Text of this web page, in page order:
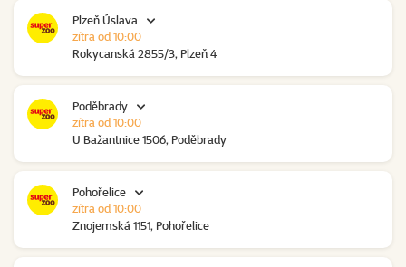
Plzeň Úslava
Rokycanská 2855/3, Plzeň 4
zítra od 10:00
Poděbrady
U Bažantnice 1506, Poděbrady
zítra od 10:00
Pohořelice
Znojemská 1151, Pohořelice
zítra od 10:00